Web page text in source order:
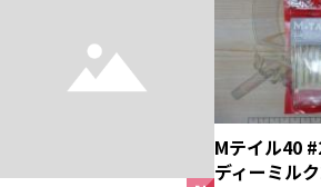
Mテイル40
ディーミル